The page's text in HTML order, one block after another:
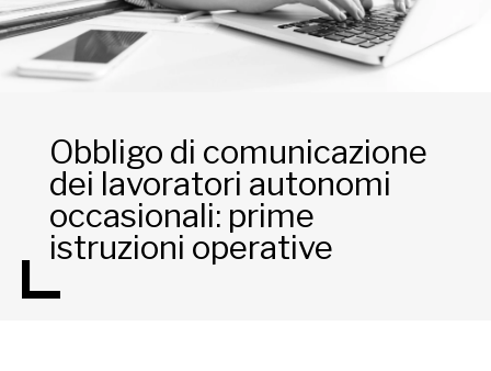
Obbligo di comunicazione
dei lavoratori autonomi
occasionali: prime
istruzioni operative